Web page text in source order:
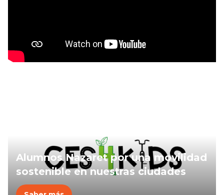
Alumnos Nazaret por una movilidad
sostenible en nuestras ciudades